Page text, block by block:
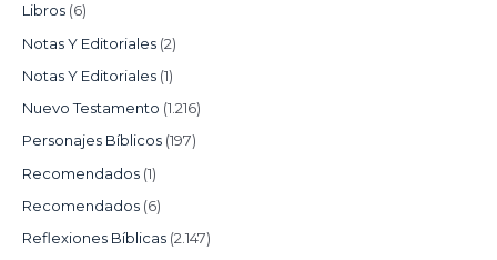
Libros (6)
Notas Y Editoriales (2)
Notas Y Editoriales (1)
Nuevo Testamento (1.216)
Personajes Bíblicos (197)
Recomendados (1)
Recomendados (6)
Reflexiones Bíblicas (2.147)